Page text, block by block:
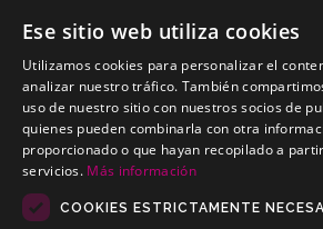
RENAULT Grand Espace
01-2003 a 31-12-
Kits electricos económicos para
Monovolumen 01-01-2003 a
Ese sitio web utiliza cookies
Utilizamos cookies para personalizar el
analizar nuestro tráfico. También
uso de nuestro sitio con nuestros socios de
quienes pueden combinarla con otra
proporcionado o que hayan recopilado a
servicios. Más información
COOKIES ESTRICTAMENTE